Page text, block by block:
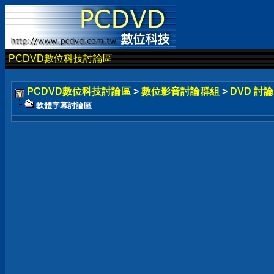
PCDVD數位科技討論區
PCDVD數位科技討論區 > 數位影音討論群組 > DVD 討
軟體字幕討論區